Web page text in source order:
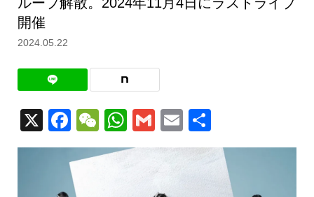
開催
2024.05.22
X Facebook
WeChat
WhatsApp
GmailEmail
有